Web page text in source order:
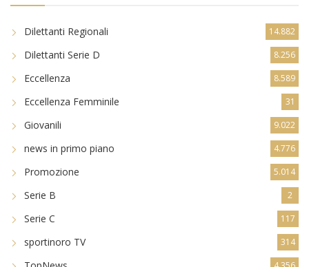
Dilettanti Regionali 14.882
Dilettanti Serie D 8.256
Eccellenza 8.589
Eccellenza Femminile 31
Giovanili 9.022
news in primo piano 4.776
Promozione 5.014
Serie B 2
Serie C 117
sportinoro TV 314